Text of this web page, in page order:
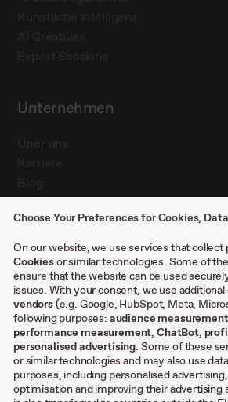
Unternehmen
Presse
Kontakt
Case Studies
Sonstiges
AGB
Impressum
Datenschutzeinstellungen
Datenschutz
Choose Your Preferences for Cookies,
On our website, we use services that collect
Cookiesor similar technologies. Some of
ensure that the website can be used
issues. With your consent, we use
vendors(e.g. Google, HubSpot, Meta,
following purposes: audience measurement
performance measurement,ChatBot,
personalised advertising. Some of these
or similar technologies and may also use
purposes, including personalised
optimisation and improving their advertising